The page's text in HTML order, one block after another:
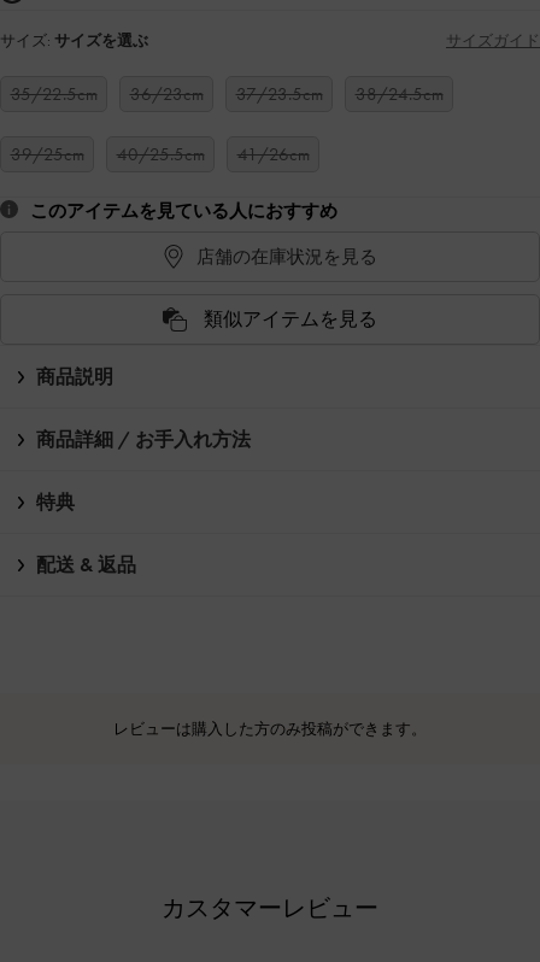
サイズ: サイズを選ぶ サイズガイド
35/22.5cm 36/23cm 37/23.5cm 38/24.5cm
39/25cm 40/25.5cm 41/26cm
このアイテムを見ている人におすすめ
店舗の在庫状況を見る
類似アイテムを見る
商品説明
商品詳細 / お手入れ方法
特典
配送 & 返品
レビューは購入した方のみ投稿ができます。
カスタマーレビュー